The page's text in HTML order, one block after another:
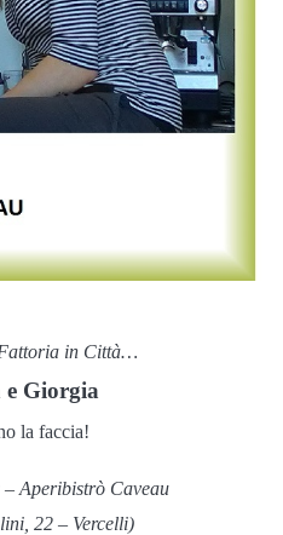
in Città…
e Giorgia
la faccia!
Aperibistrò Caveau
22 – Vercelli)